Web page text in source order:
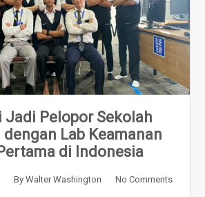
Jadi Pelopor Sekolah
dengan Lab Keamanan
di Indonesia
By Walter Washington No Comments